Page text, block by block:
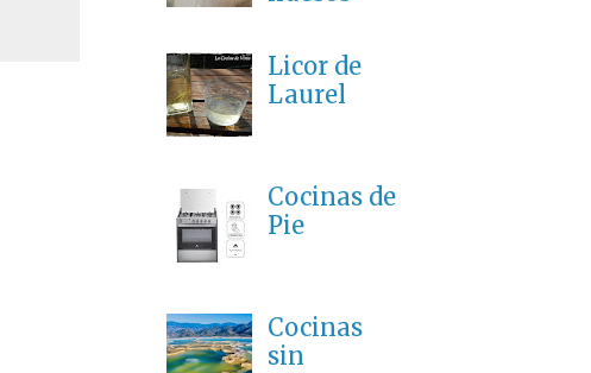
Licor de
Laurel
Cocinas de
Pie
Cocinas
sin